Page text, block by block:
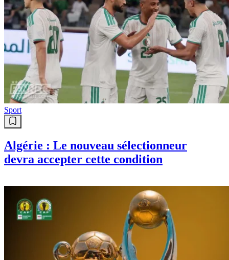
Sport
Algérie : Le nouveau sélectionneur
devra accepter cette condition